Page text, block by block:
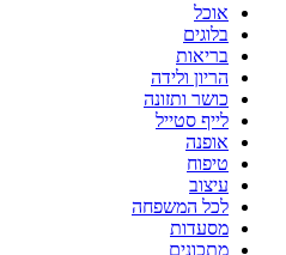
אוכל
בלוגים
בריאות
הריון ולידה
כושר ותזונה
לייף סטייל
אופנה
טיפוח
עיצוב
לכל המשפחה
מסעדות
מתכונים